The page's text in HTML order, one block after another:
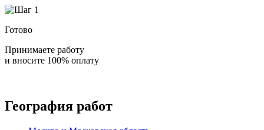
Готово
Принимаете работу
и вносите 100% оплату
География работ